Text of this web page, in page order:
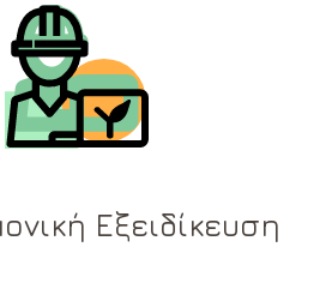
Εξειδίκευση